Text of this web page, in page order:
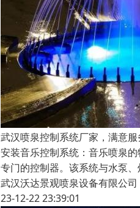
武汉喷泉控制系统厂家，满意
安装音乐控制系统：音乐喷泉
专门的控制器。该系统与水泵
武汉沃达景观喷泉设备有限公司
23-12-22 23:39:01